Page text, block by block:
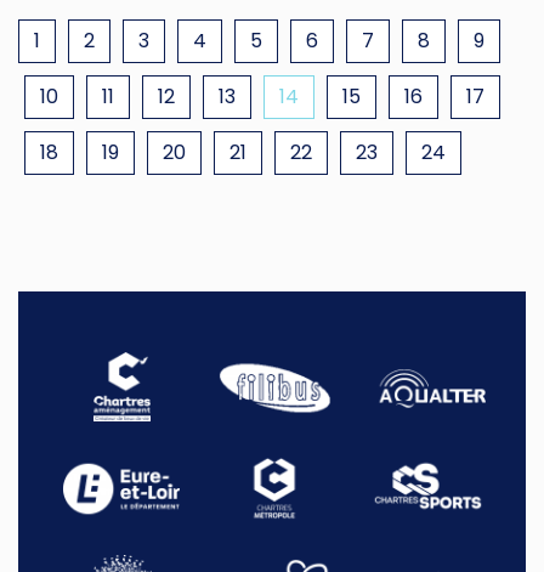
1 2 3 4 5 6 7 8
9
10
11 12 13 14 15 16
17
18
19 20 21 22 23 24